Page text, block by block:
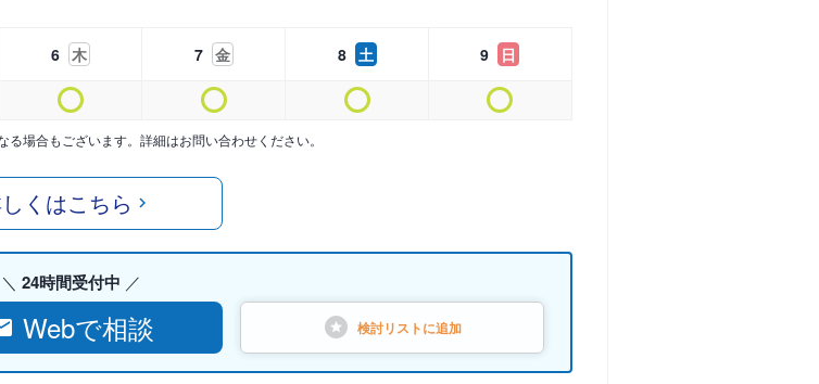
6 木 7 金 8 土 9 日
場合もございます。詳細はお問い合わせください。
くはこちら
24時間受付中
Webで相談 検討リストに追加